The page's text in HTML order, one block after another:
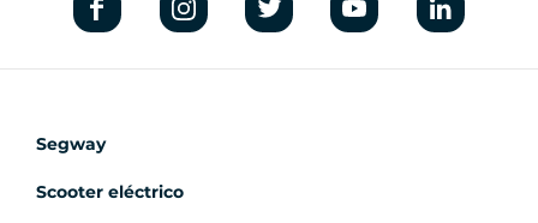
Segway
Scooter eléctrico